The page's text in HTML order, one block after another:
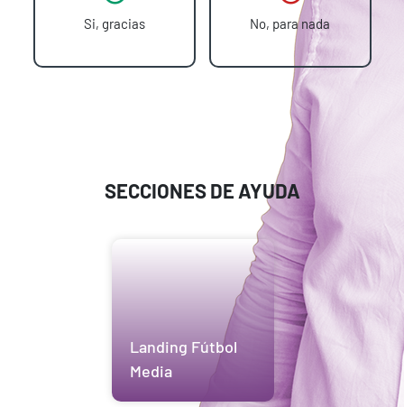
Si, gracias No, para nada
SECCIONES DE AYUDA
Landing Fútbol
Media